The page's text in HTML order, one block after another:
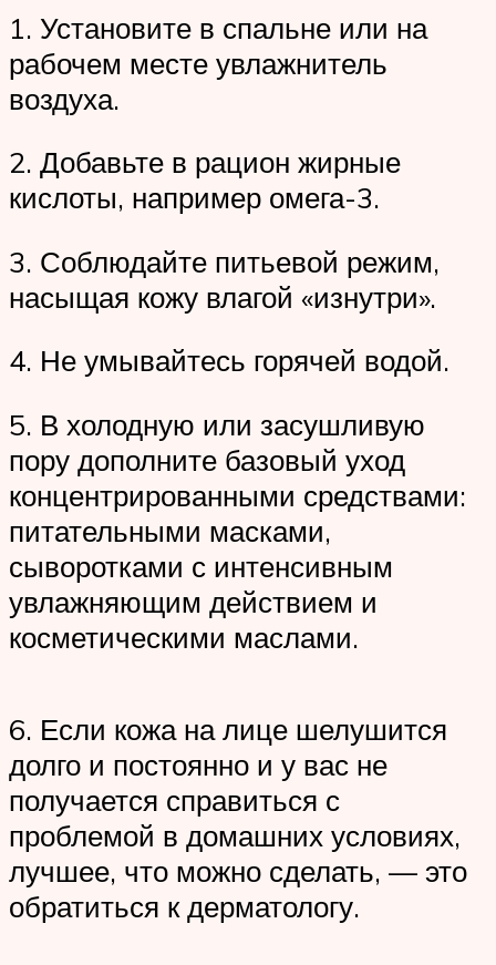
1. Установите в спальне или на
рабочем месте увлажнитель
воздуха.
2. Добавьте в рацион жирные
кислоты, например омега-3.
3. Соблюдайте питьевой режим,
насыщая кожу влагой «изнутри».
4. Не умывайтесь горячей водой.
5. В холодную или засушливую
пору дополните базовый уход
концентрированными средствами:
питательными масками,
сыворотками с интенсивным
увлажняющим действием и
косметическими маслами.
6. Если кожа на лице шелушится
долго и постоянно и у вас не
получается справиться с
проблемой в домашних условиях,
лучшее, что можно сделать, — это
обратиться к дерматологу.